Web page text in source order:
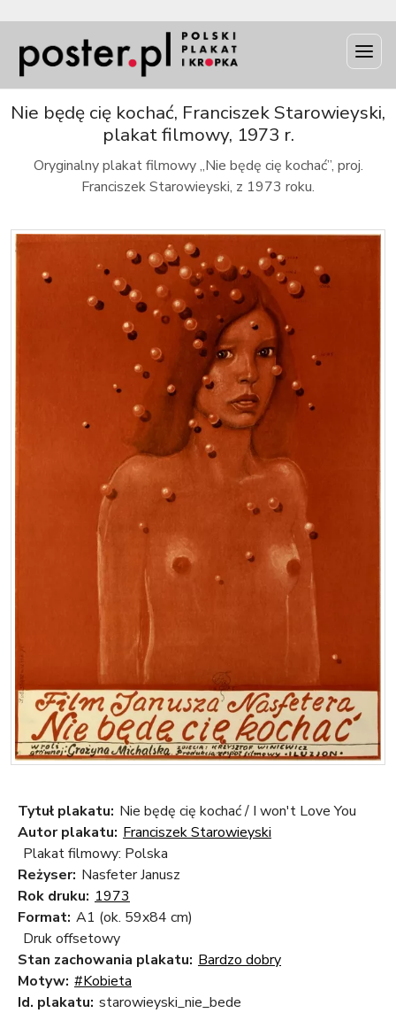
Nie będę cię kochać, Franciszek Starowieyski,
plakat filmowy, 1973 r.
Oryginalny plakat filmowy „Nie będę cię kochać”, proj.
Franciszek Starowieyski, z 1973 roku.
Tytuł plakatu: Nie będę cię kochać / I won't Love You
Autor plakatu: Franciszek Starowieyski
Plakat filmowy: Polska
Reżyser: Nasfeter Janusz
Rok druku: 1973
Format: A1 (ok. 59x84 cm)
Druk offsetowy
Stan zachowania plakatu: Bardzo dobry
Motyw: #Kobieta
Id. plakatu: starowieyski_nie_bede